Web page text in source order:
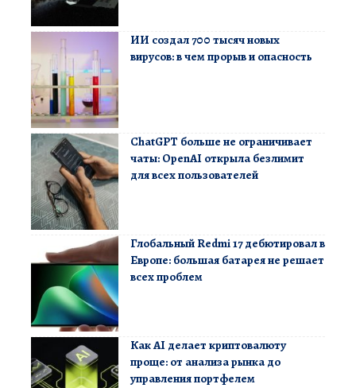
ИИ создал 700 тысяч новых
вирусов: в чем прорыв и опасность
ChatGPT больше не ограничивает
чаты: OpenAI открыла безлимит
для всех пользователей
Глобальный Redmi 17 дебютировал в
Европе: большая батарея не решает
всех проблем
Как AI делает криптовалюту
проще: от анализа рынка до
управления портфелем